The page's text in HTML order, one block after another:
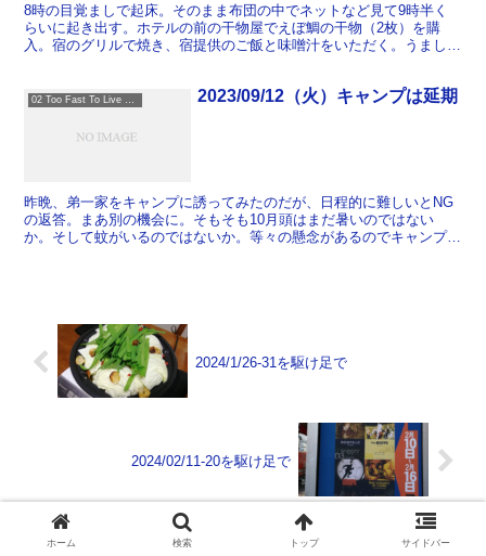
8時の目覚ましで起床。そのまま布団の中でネットなど見て9時半く
らいに起き出す。ホテルの前の干物屋でえぼ鯛の干物（2枚）を購
入。宿のグリルで焼き、宿提供のご飯と味噌汁をいただく。うまし。
2023/09/12（火）キャンプは延期
昨晩、弟一家をキャンプに誘ってみたのだが、日程的に難しいとNG
の返答。まあ別の機会に。そもそも10月頭はまだ暑いのではない
か。そして蚊がいるのではないか。等々の懸念があるのでキャンプ練
2024/1/26-31を駆け足で
2024/02/11-20を駆け足で
ホーム 検索 トップ サイドバー